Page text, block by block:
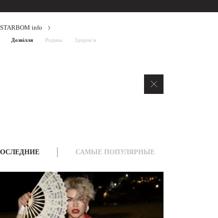
Дозвілля Родина Здоров’я
STARBOM info
САМЫЕ ПОПУЛЯРНЫЕ